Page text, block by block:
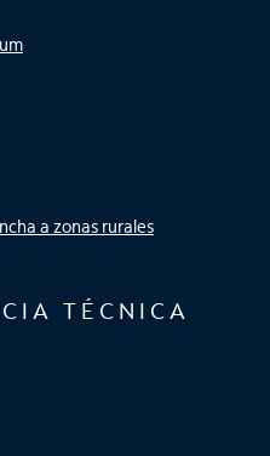
a zonas rurales
TÉCNICA